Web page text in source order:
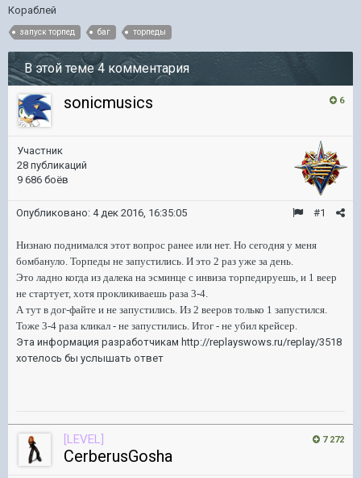
Кораблей
запуск торпед баг торпеды
В этой теме 4 комментария
6
sonicmusics
Участник
28 публикаций
9 686 боёв
#1
Опубликовано: 4 дек 2016, 16:35:05
Низнаю поднимался этот вопрос ранее или нет. Но сегодня у меня
бомбануло. Торпеды не запустились. И это 2 раз уже за день.
Это ладно когда из далека на эсминце с инвиза торпедируешь, и 1 веер
не стартует, хотя прокликиваешь раза 3-4.
А тут в дог-файте и не запустились. Из 2 вееров только 1 запустился.
Тоже 3-4 раза кликал - не запустились. Итог - не убил крейсер.
Эта информация разработчикам http://replayswows.ru/replay/3518
хотелось бы услышать ответ
7 272
[LEVEL]
CerberusGosha